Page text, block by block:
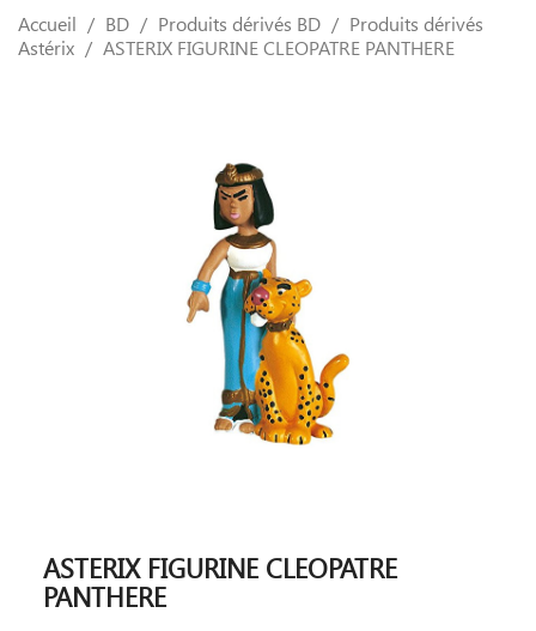
Accueil BD Produits dérivés BD
Produits dérivés
Astérix
ASTERIX FIGURINE CLEOPATRE PANTHERE
ASTERIX FIGURINE CLEOPATRE
PANTHERE